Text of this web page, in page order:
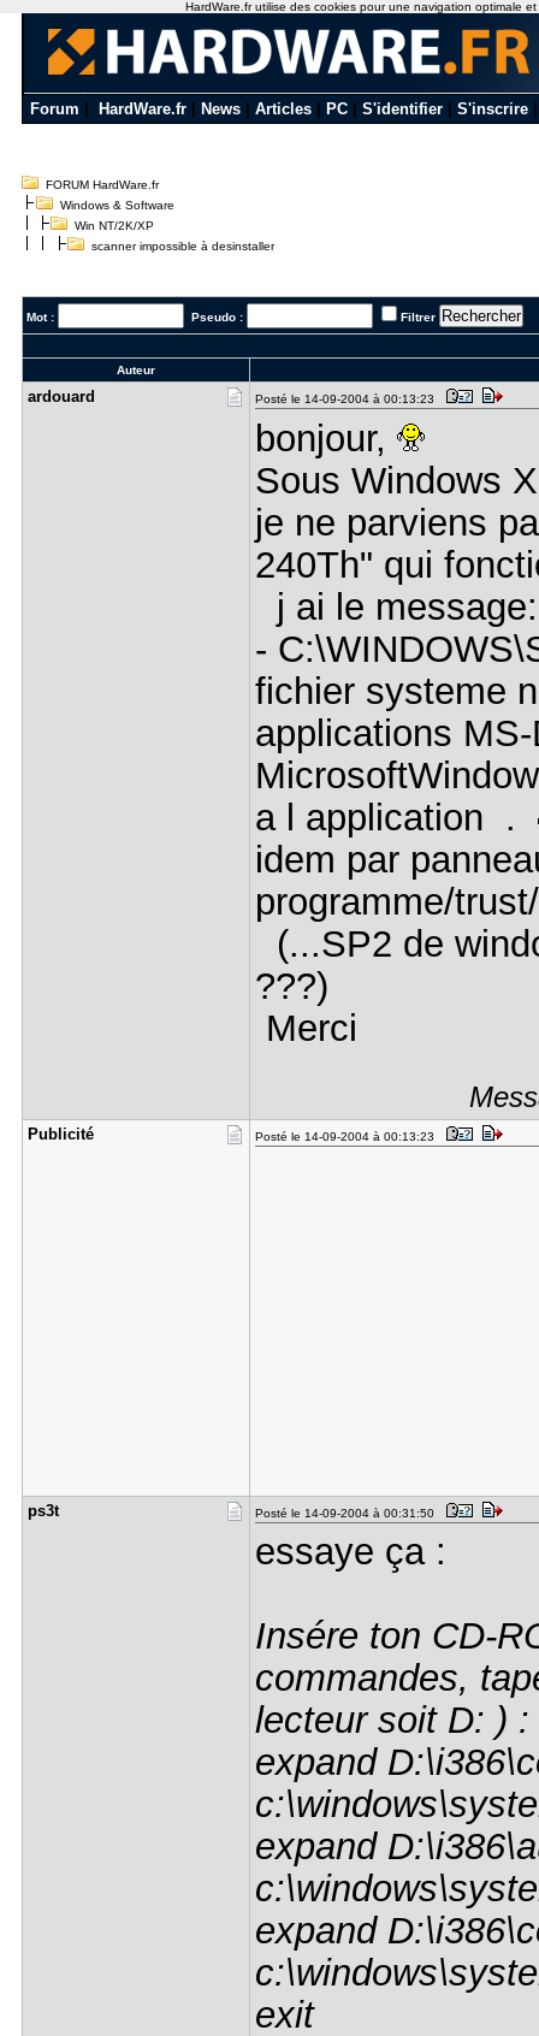
Forum HardWare.fr News Articles PC S'identifier S'inscrire
FORUM HardWare.fr
Windows & Software
Win NT/2K/XP
scanner impossible à desinstaller
Mot : Pseudo : Filtrer
Auteur
ardouard Posté le 14-09-2004 à 00:13:23
bonjour,
Sous Windows
je ne parviens
240Th" qui
j ai le
-
fichier systeme
applications
a l application .
idem par
programme/
(...SP2 de
???)
Merci
Publicité Posté le 14-09-2004 à 00:13:23
ps3t Posté le 14-09-2004 à 00:31:50
essaye ça :
Insére ton CD-
commandes,
lecteur soit D: ) :
expand
expand
expand
exit
HardWare.fr utilise des cookies pour une navigation optimale